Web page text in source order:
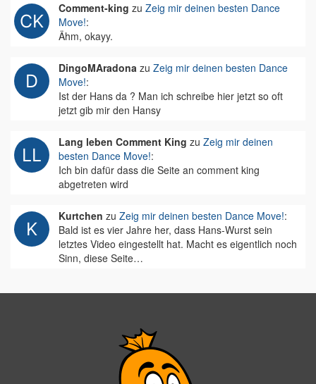
Comment-king zu Zeig mir deinen besten Dance
Move!:
Ähm, okayy.
DingoMAradona zu Zeig mir deinen besten Dance
Move!:
Ist der Hans da ? Man ich schreibe hier jetzt so oft
jetzt gib mir den Hansy
Lang leben Comment King zu Zeig mir deinen
besten Dance Move!:
Ich bin dafür dass die Seite an comment king
abgetreten wird
Kurtchen zu Zeig mir deinen besten Dance Move!:
Bald ist es vier Jahre her, dass Hans-Wurst sein
letztes Video eingestellt hat. Macht es eigentlich noch
Sinn, diese Seite…